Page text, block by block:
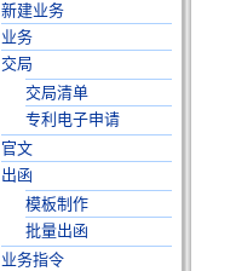
新建业务
业务
交局
交局清单
专利电子申请
官文
出函
模板制作
批量出函
业务指令